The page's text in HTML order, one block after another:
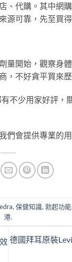
、代購。其中網
源可靠，先至買得
量開始，觀察身
，不好貪平買來
不少用家好評，
們會提供專業的用
,保健知識,勃起功能
港.
德國拜耳原裝